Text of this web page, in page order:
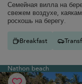
Семейная вилла на
свежем воздухе,
роскошь на берегу.
Breakfast
Nathon beach